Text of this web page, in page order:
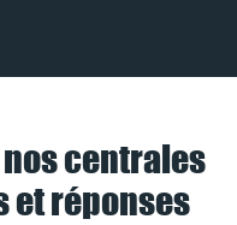
centrales
et réponses